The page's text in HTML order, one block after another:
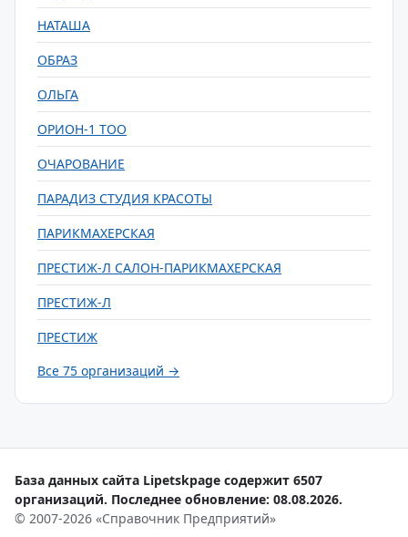
НАТАША
ОБРАЗ
ОЛЬГА
ОРИОН-1 ТОО
ОЧАРОВАНИЕ
ПАРАДИЗ СТУДИЯ КРАСОТЫ
ПАРИКМАХЕРСКАЯ
ПРЕСТИЖ-Л САЛОН-ПАРИКМАХЕРСКАЯ
ПРЕСТИЖ-Л
ПРЕСТИЖ
Все 75 организаций →
База данных сайта Lipetskpage содержит 6507
организаций. Последнее обновление: 08.08.2026.
© 2007-2026 «Справочник Предприятий»